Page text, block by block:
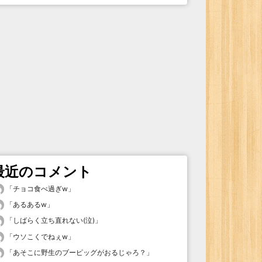
近のコメント
「チョコ食べ過ぎw 」
「あるあるw 」
「 しばらく立ち直れない(泣) 」
「ウソこくでねぇw 」
「あそこに野生のブーピッグがおるじゃろ？ 」